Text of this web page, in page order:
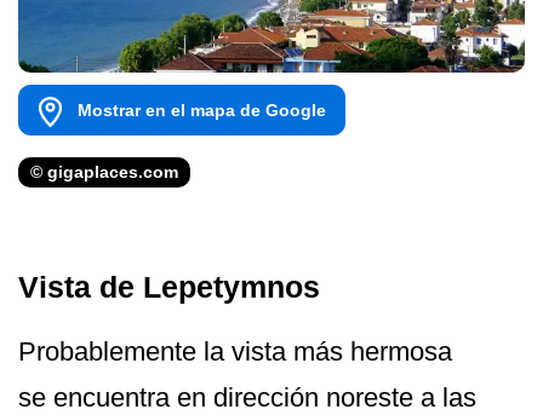
Mostrar en el mapa de Google
© gigaplaces.com
Vista de Lepetymnos
Probablemente la vista más hermosa
se encuentra en dirección noreste a las